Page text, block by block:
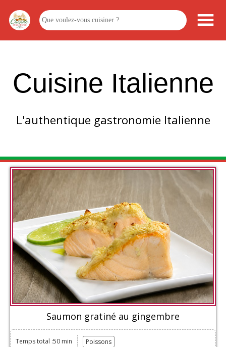
Cuisine Italienne
L'authentique gastronomie Italienne
Saumon gratiné au gingembre
Temps total :50 min Poissons